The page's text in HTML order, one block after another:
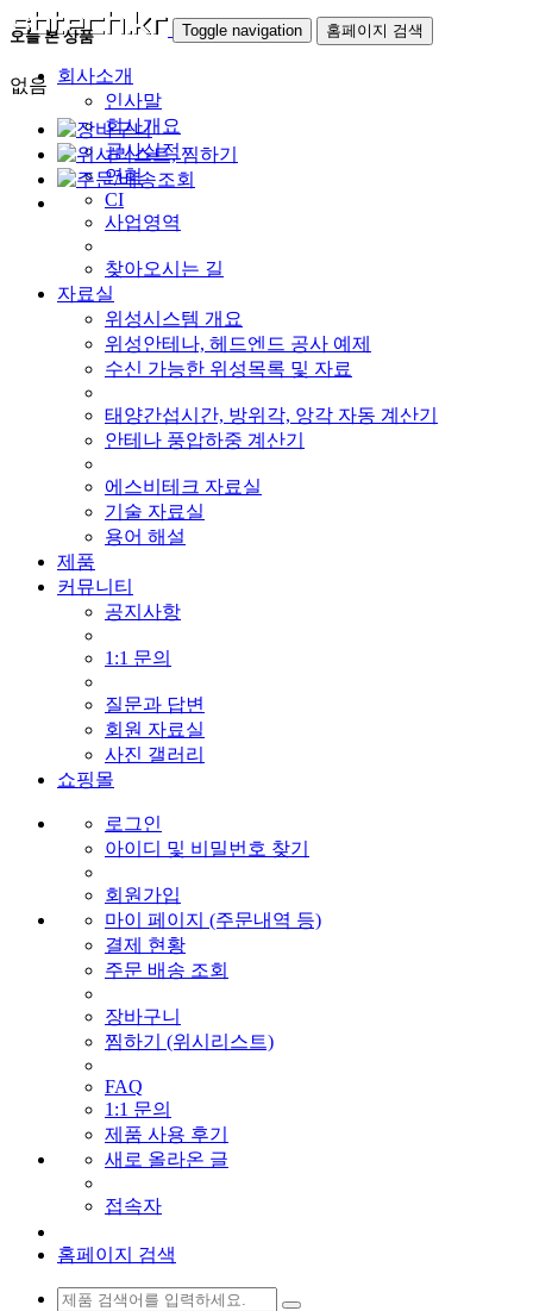
Toggle navigation 홈페이지 검색
회사소개
인사말
회사개요
공사실적
연혁
CI
사업영역
찾아오시는 길
자료실
위성시스템 개요
위성안테나, 헤드엔드 공사 예제
수신 가능한 위성목록 및 자료
태양간섭시간, 방위각, 앙각 자동 계산기
안테나 풍압하중 계산기
에스비테크 자료실
기술 자료실
용어 해설
제품
커뮤니티
공지사항
1:1 문의
질문과 답변
회원 자료실
사진 갤러리
쇼핑몰
로그인
아이디 및 비밀번호 찾기
회원가입
마이 페이지 (주문내역 등)
결제 현황
주문 배송 조회
장바구니
찜하기 (위시리스트)
FAQ
1:1 문의
제품 사용 후기
새로 올라온 글
접속자
홈페이지 검색
오늘 본 상품
없음